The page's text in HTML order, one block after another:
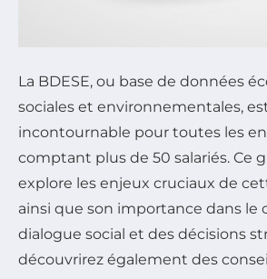
La BDESE, ou base de données
sociales et environnementales,
incontournable pour toutes les
comptant plus de 50 salariés. Ce
explore les enjeux cruciaux de
ainsi que son importance dans le
dialogue social et des décisions
découvrirez également des